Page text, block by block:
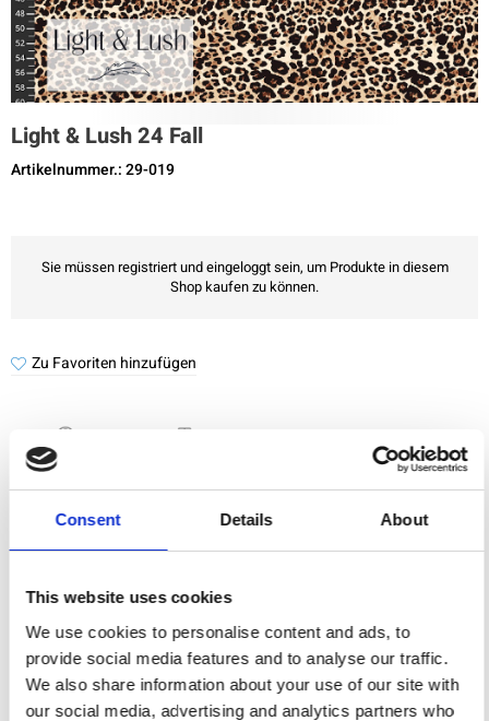
Consent Details About
This website uses cookies
We use cookies to personalise content and ads, to
provide social media features and to analyse our traffic.
We also share information about your use of our site with
our social media, advertising and analytics partners who
Light & Lush 24 Fall
Artikelnummer.: 29-019
Sie müssen registriert und eingeloggt sein, um Produkte in diesem
Shop kaufen zu können.
Zu Favoriten hinzufügen
Qualität
Schnelle
Spezifikation
Breite
Material
100% Viskose Gewebe